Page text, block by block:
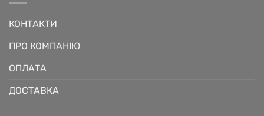
КОНТАКТИ
ПРО КОМПАНІЮ
ОПЛАТА
ДОСТАВКА